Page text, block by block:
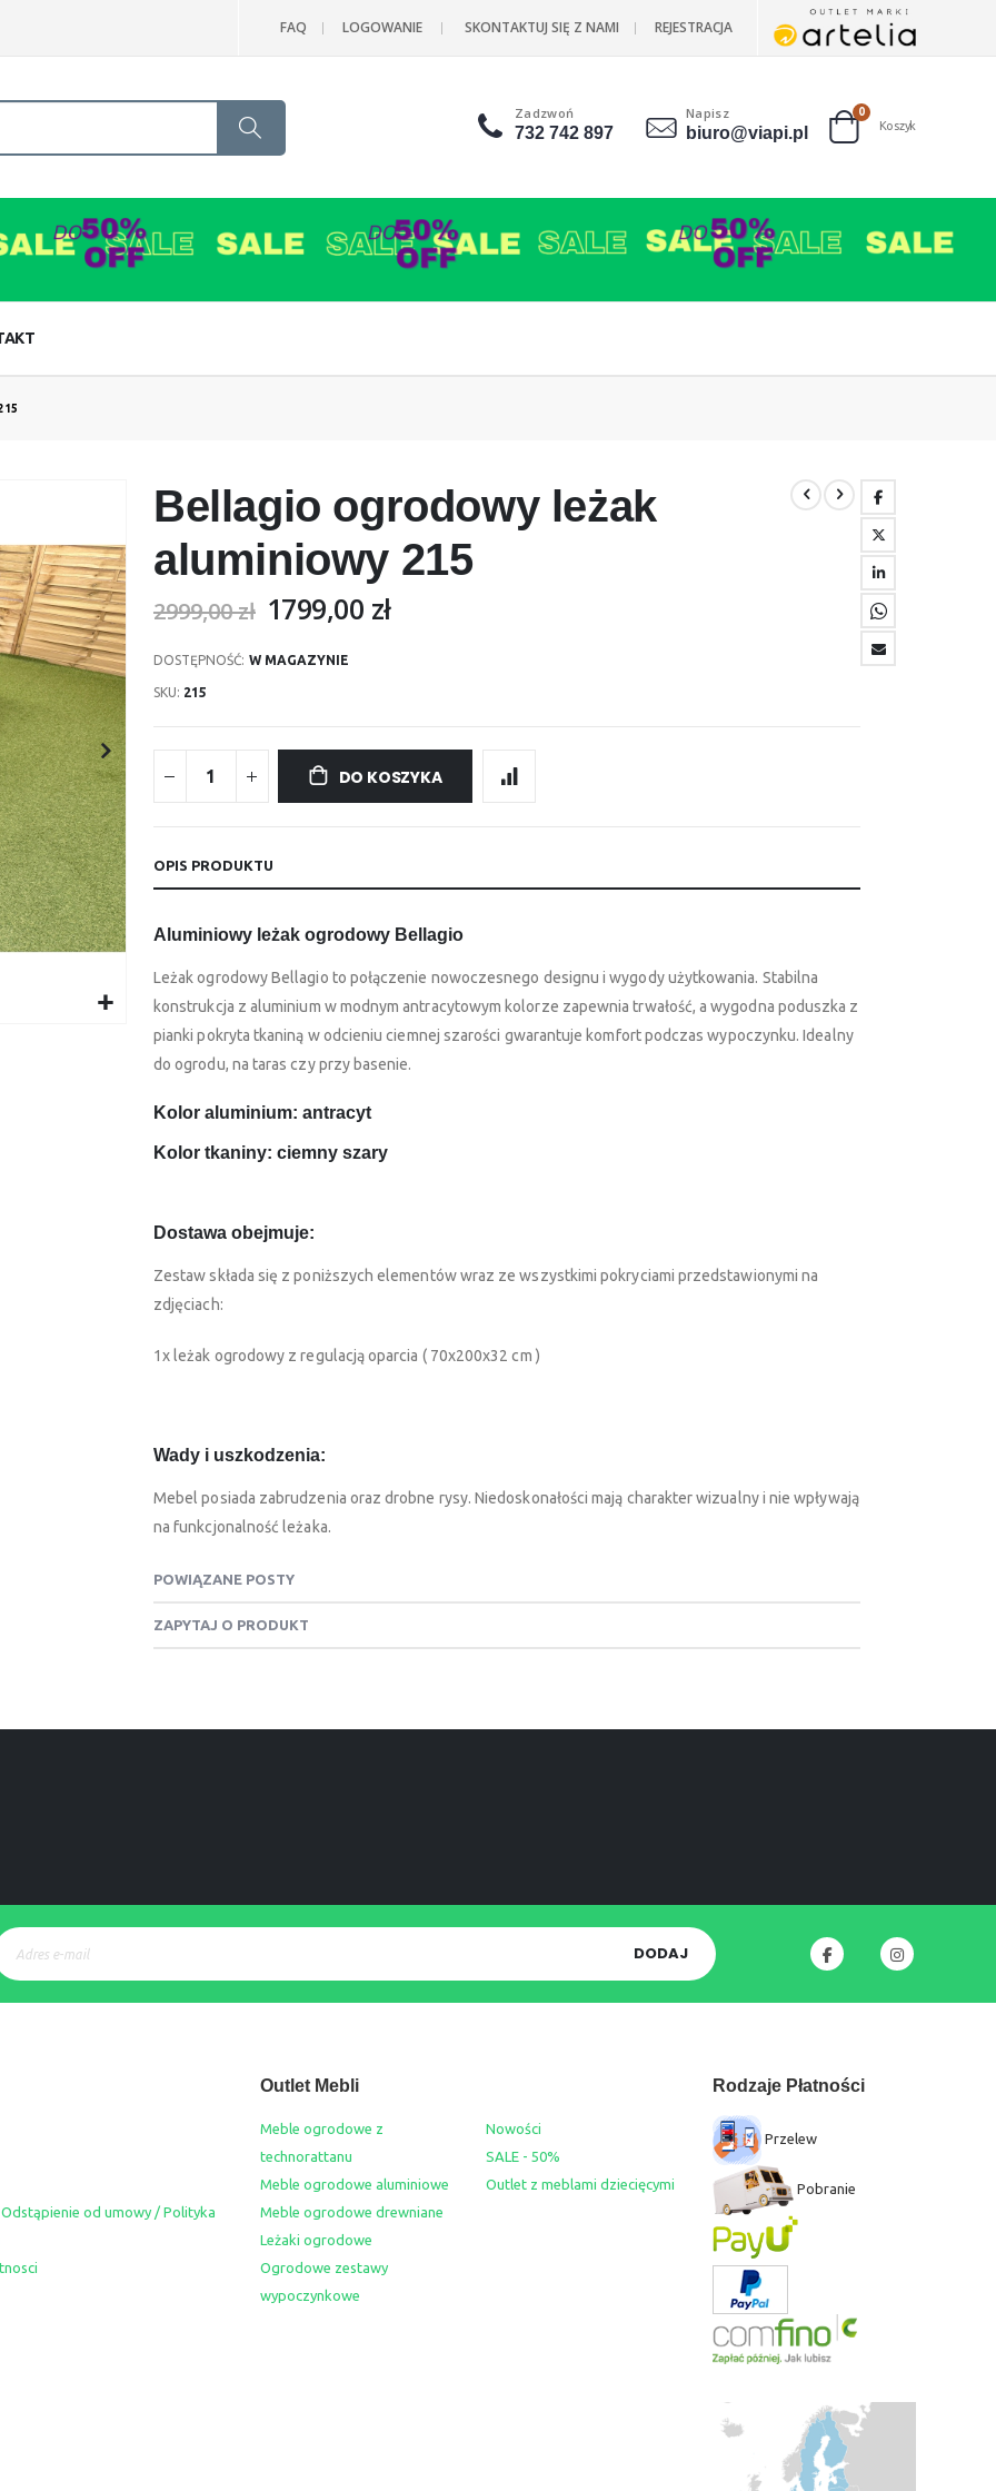
FAQ LOGOWANIE SKONTAKTUJ SIĘ Z NAMI REJESTRACJA
Zadzwoń
732 742 897
Napisz
biuro@viapi.pl Cart
0produkty
Koszyk
Bellagio ogrodowy leżak
aluminiowy 215
2999,00 zł 1799,00 zł
DOSTĘPNOŚĆ: W MAGAZYNIE
SKU 215
DO KOSZYKA
OPIS PRODUKTU
Aluminiowy leżak ogrodowy Bellagio
Leżak ogrodowy Bellagio to połączenie nowoczesnego designu i wygody użytkowania. Stabilna
konstrukcja z aluminium w modnym antracytowym kolorze zapewnia trwałość, a wygodna poduszka z
pianki pokryta tkaniną w odcieniu ciemnej szarości gwarantuje komfort podczas wypoczynku. Idealny
do ogrodu, na taras czy przy basenie.
Kolor aluminium: antracyt
Kolor tkaniny: ciemny szary
Dostawa obejmuje:
Zestaw składa się z poniższych elementów wraz ze wszystkimi pokryciami przedstawionymi na
zdjęciach:
1x leżak ogrodowy z regulacją oparcia ( 70x200x32 cm )
Wady i uszkodzenia:
Mebel posiada zabrudzenia oraz drobne rysy. Niedoskonałości mają charakter wizualny i nie wpływają
na funkcjonalność leżaka.
POWIĄZANE POSTY
ZAPYTAJ O PRODUKT
DODAJ
od umowy / Polityka
Outlet Mebli
Meble ogrodowe z
technorattanu
Meble ogrodowe aluminiowe
Meble ogrodowe drewniane
Leżaki ogrodowe
Ogrodowe zestawy
wypoczynkowe
Nowości
SALE - 50%
Outlet z meblami dziecięcymi
Rodzaje Płatności
Przelew
Pobranie